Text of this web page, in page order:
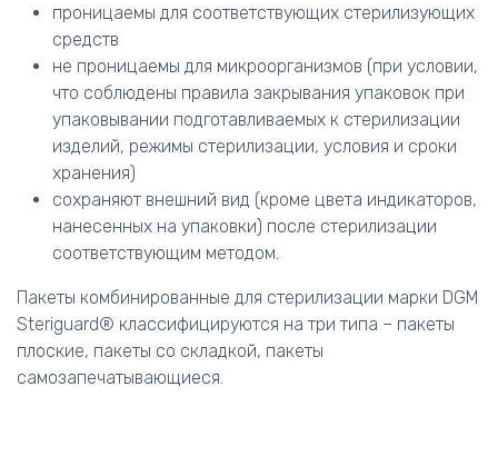
проницаемы для соответствующих стерилизующих
средств
не проницаемы для микроорганизмов (при условии,
что соблюдены правила закрывания упаковок при
упаковывании подготавливаемых к стерилизации
изделий, режимы стерилизации, условия и сроки
хранения)
сохраняют внешний вид (кроме цвета индикаторов,
нанесенных на упаковки) после стерилизации
соответствующим методом.
Пакеты комбинированные для стерилизации марки DGM
Steriguard® классифицируются на три типа – пакеты
плоские, пакеты со складкой, пакеты
самозапечатывающиеся.